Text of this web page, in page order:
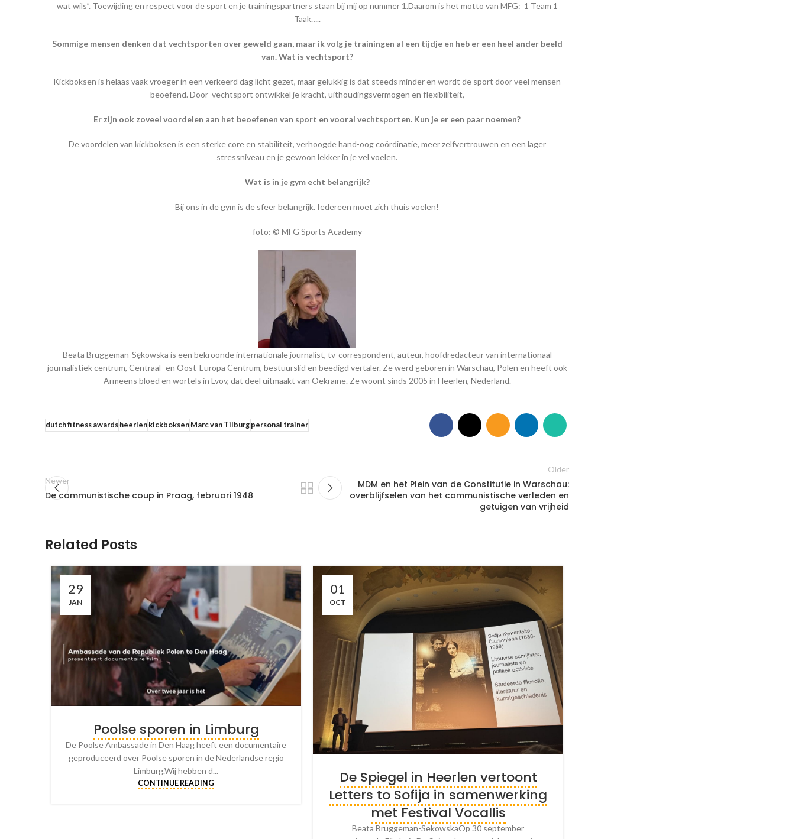
wat wils”. Toewijding en respect voor de sport en je trainingspartners staan bij mij op nummer 1.Daarom is het motto van MFG: 1 Team 1
Taak…..
Sommige mensen denken dat vechtsporten over geweld gaan, maar ik volg je trainingen al een tijdje en heb er een heel ander beeld
van. Wat is vechtsport?
Kickboksen is helaas vaak vroeger in een verkeerd dag licht gezet, maar gelukkig is dat steeds minder en wordt de sport door veel mensen
beoefend. Door vechtsport ontwikkel je kracht, uithoudingsvermogen en flexibiliteit,
Er zijn ook zoveel voordelen aan het beoefenen van sport en vooral vechtsporten. Kun je er een paar noemen?
De voordelen van kickboksen is een sterke core en stabiliteit, verhoogde hand-oog coördinatie, meer zelfvertrouwen en een lager
stressniveau en je gewoon lekker in je vel voelen.
Wat is in je gym echt belangrijk?
Bij ons in de gym is de sfeer belangrijk. Iedereen moet zich thuis voelen!
foto: © MFG Sports Academy
Beata Bruggeman-Sękowska is een bekroonde internationale journalist, tv-correspondent, auteur, hoofdredacteur van internationaal
journalistiek centrum, Centraal- en Oost-Europa Centrum, bestuurslid en beëdigd vertaler. Ze werd geboren in Warschau, Polen en heeft ook
Armeens bloed en wortels in Lvov, dat deel uitmaakt van Oekraïne. Ze woont sinds 2005 in Heerlen, Nederland.
dutch fitness awardsheerlenkickboksenMarc van Tilburgpersonal trainer
Newer
De communistische coup in Praag, februari 1948
Older
MDM en het Plein van de Constitutie in Warschau:
overblijfselen van het communistische verleden en
getuigen van vrijheid
Related Posts
29
JAN
Poolse sporen in Limburg
De Poolse Ambassade in Den Haag heeft een documentaire
geproduceerd over Poolse sporen in de Nederlandse regio
Limburg.Wij hebben d...
CONTINUE READING
01
OCT
De Spiegel in Heerlen vertoont
Letters to Sofija in samenwerking
met Festival Vocallis
Beata Bruggeman-SekowskaOp 30 september